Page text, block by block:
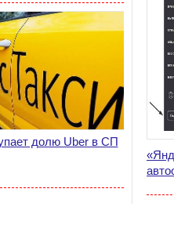
долю Uber в СП